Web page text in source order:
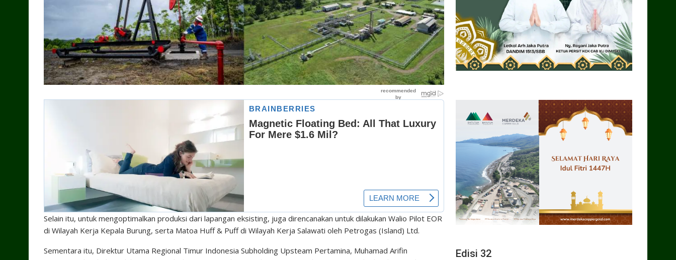
Selain itu, untuk mengoptimalkan produksi dari lapangan eksisting, juga direncanakan untuk dilakukan Walio Pilot EOR
di Wilayah Kerja Kepala Burung, serta Matoa Huff & Puff di Wilayah Kerja Salawati oleh Petrogas (Island) Ltd.
Sementara itu, Direktur Utama Regional Timur Indonesia Subholding Upsteam Pertamina, Muhamad Arifin
Edisi 32